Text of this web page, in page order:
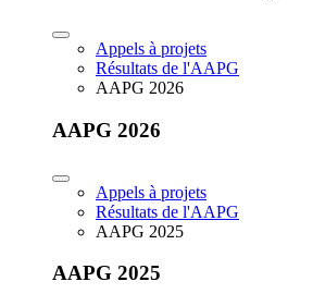
Appels à projets
Résultats de l'AAPG
AAPG 2026
AAPG 2026
Appels à projets
Résultats de l'AAPG
AAPG 2025
AAPG 2025